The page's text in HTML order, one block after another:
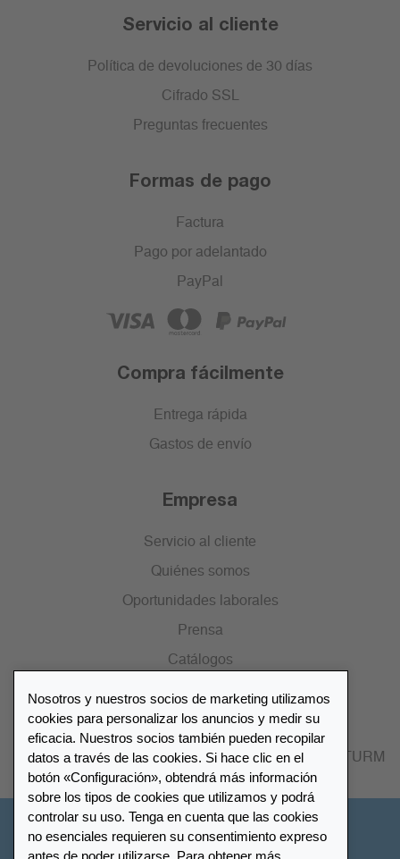
Servicio al cliente
Política de devoluciones de 30 días
Cifrado SSL
Preguntas frecuentes
Formas de pago
Factura
Pago por adelantado
PayPal
Compra fácilmente
Entrega rápida
Gastos de envío
Empresa
Servicio al cliente
Quiénes somos
Oportunidades laborales
Prensa
Catálogos
Lista de distribuidores
Encuentre su distribuidor más cercano LEUCHTTURM
Nosotros y nuestros socios de marketing utilizamos
cookies para personalizar los anuncios y medir su
eficacia. Nuestros socios también pueden recopilar
datos a través de las cookies. Si hace clic en el
botón «Configuración», obtendrá más información
sobre los tipos de cookies que utilizamos y podrá
controlar su uso. Tenga en cuenta que las cookies
no esenciales requieren su consentimiento expreso
antes de poder utilizarse. Para obtener más